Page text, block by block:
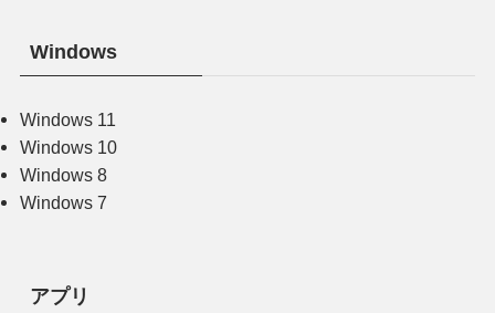
Windows
Windows 11
Windows 10
Windows 8
Windows 7
アプリ